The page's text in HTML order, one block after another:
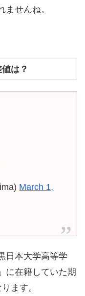
せんね。
は？
March 1,
日本大学高等学
に在籍していた期
ます。